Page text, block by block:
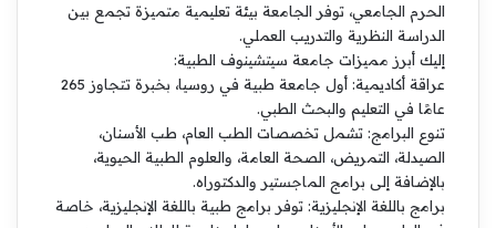
الحرم الجامعي، توفر الجامعة بيئة تعليمية متميزة تجمع بين
الدراسة النظرية والتدريب العملي.
إليك أبرز مميزات جامعة سيتشينوف الطبية:
عراقة أكاديمية: أول جامعة طبية في روسيا، بخبرة تتجاوز 265
عامًا في التعليم والبحث الطبي.
تنوع البرامج: تشمل تخصصات الطب العام، طب الأسنان،
الصيدلة، التمريض، الصحة العامة، والعلوم الطبية الحيوية،
بالإضافة إلى برامج الماجستير والدكتوراه.
برامج باللغة الإنجليزية: توفر برامج طبية باللغة الإنجليزية، خاصة